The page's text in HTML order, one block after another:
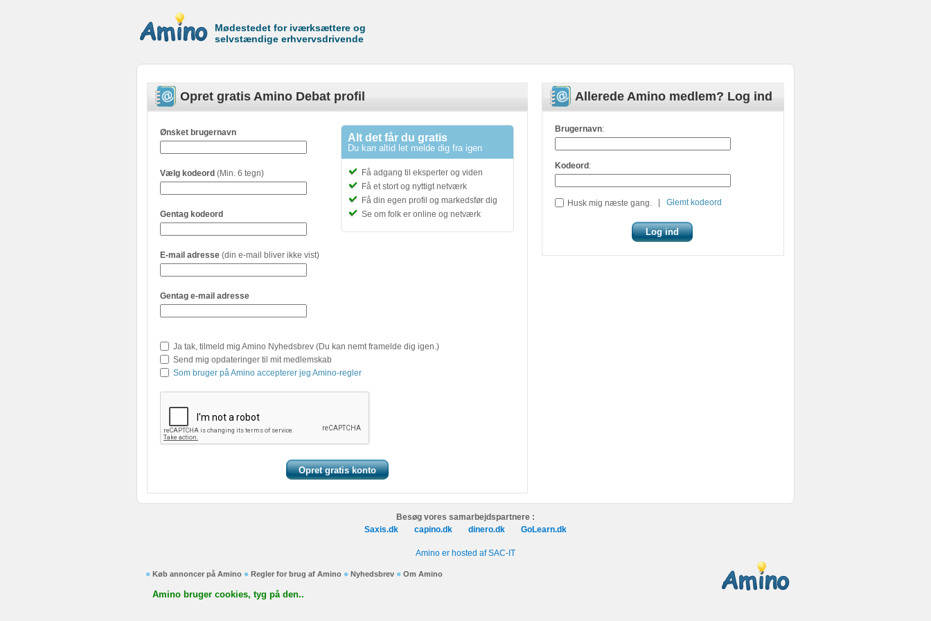
Mødestedet for iværksættere og
selvstændige erhvervsdrivende
Allerede Amino medlem? Log ind
Brugernavn:
Kodeord :
Husk mig næste gang. Glemt kodeord
Opret gratis Amino Debat profil
Alt det får du gratis
Du kan altid let melde dig fra igen
Få adgang til eksperter og viden
Få et stort og nyttigt netværk
Få din egen profil og markedsfør dig
Se om folk er online og netværk
Ønsket brugernavn
Vælg kodeord (Min. 6 tegn)
Gentag kodeord
E-mail adresse (din e-mail bliver ikke vist)
Gentag e-mail adresse
Ja tak, tilmeld mig Amino Nyhedsbrev (Du kan nemt framelde dig igen.)
Send mig opdateringer til mit medlemskab
Som bruger på Amino accepterer jeg Amino-regler
Besøg vores samarbejdspartnere :
Saxis.dk
capino.dk dinero.dk GoLearn.dk
Amino er hosted af SAC-IT
Køb annoncer på Amino Regler for brug af Amino Nyhedsbrev Om Amino
Amino bruger cookies, tyg på den..